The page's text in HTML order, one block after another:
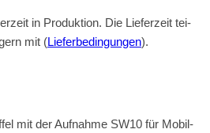
in Pro­duk­ti­on. Die Lie­fer­zeit tei­
mit (Lie­fer­be­din­gun­gen).
mit der Auf­nah­me SW10 für Mo­bil­